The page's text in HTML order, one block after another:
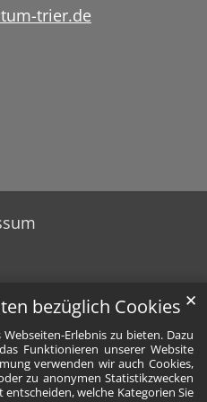
bezüglich Cookies
Erlebnis zu bieten. Dazu
Funktionieren unserer Website
verwenden wir auch Cookies,
zu anonymen Statistikzwecken
welche Kategorien Sie
✕
trier.de